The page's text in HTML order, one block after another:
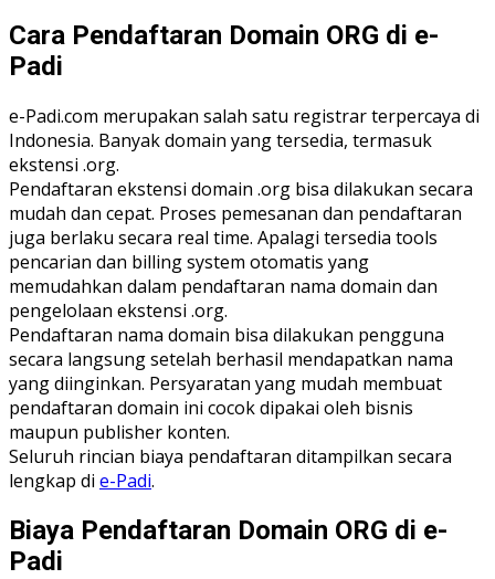
Cara Pendaftaran Domain ORG di e-
Padi
e-Padi.com merupakan salah satu registrar terpercaya di
Indonesia. Banyak domain yang tersedia, termasuk
ekstensi .org.
Pendaftaran ekstensi domain .org bisa dilakukan secara
mudah dan cepat. Proses pemesanan dan pendaftaran
juga berlaku secara real time. Apalagi tersedia tools
pencarian dan billing system otomatis yang
memudahkan dalam pendaftaran nama domain dan
pengelolaan ekstensi .org.
Pendaftaran nama domain bisa dilakukan pengguna
secara langsung setelah berhasil mendapatkan nama
yang diinginkan. Persyaratan yang mudah membuat
pendaftaran domain ini cocok dipakai oleh bisnis
maupun publisher konten.
Seluruh rincian biaya pendaftaran ditampilkan secara
lengkap di e-Padi.
Biaya Pendaftaran Domain ORG di e-
Padi